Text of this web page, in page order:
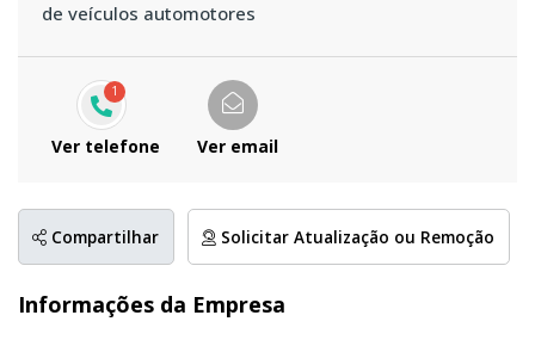
de veículos automotores
1
Ver telefone Ver email
Compartilhar Solicitar Atualização ou Remoção
Informações da Empresa